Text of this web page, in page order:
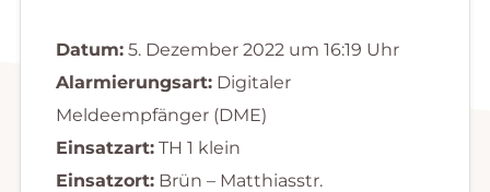
Datum:5. Dezember 2022 um 16:19 Uhr
Alarmierungsart:Digitaler
Meldeempfänger (DME)
Einsatzart:TH 1 klein
Einsatzort:Brün – Matthiasstr.